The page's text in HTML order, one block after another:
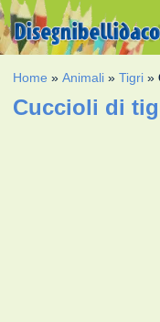
Home »Animali »Tigri »
Cuccioli di